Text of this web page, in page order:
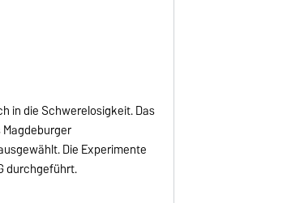
in die Schwerelosigkeit. Das
Die Experimente
durchgeführt.